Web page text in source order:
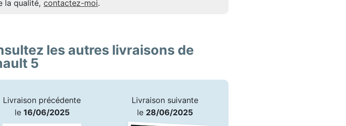
la qualité, contactez-moi.
les autres livraisons de
5
Livraison précédente
le 16/06/2025
Livraison suivante
le 28/06/2025